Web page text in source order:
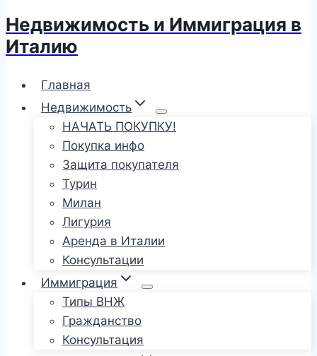
Недвижимость и Иммиграция в
Италию
Главная
Недвижимость
НАЧАТЬ ПОКУПКУ!
Покупка инфо
Защита покупателя
Турин
Милан
Лигурия
Аренда в Италии
Консультации
Иммиграция
Типы ВНЖ
Гражданство
Консультация